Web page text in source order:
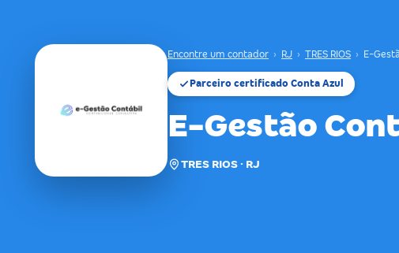
Encontre um contador › RJ › TRES RIOS › E-
Parceiro certificado Conta Azul
E-Gestão
TRES RIOS · RJ